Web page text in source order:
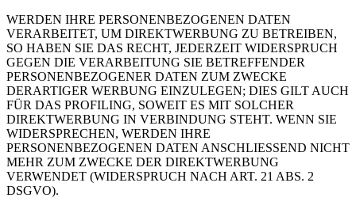
WERDEN IHRE PERSONENBEZOGENEN DATEN
VERARBEITET, UM DIREKTWERBUNG ZU BETREIBEN,
SO HABEN SIE DAS RECHT, JEDERZEIT WIDERSPRUCH
GEGEN DIE VERARBEITUNG SIE BETREFFENDER
PERSONENBEZOGENER DATEN ZUM ZWECKE
DERARTIGER WERBUNG EINZULEGEN; DIES GILT AUCH
FÜR DAS PROFILING, SOWEIT ES MIT SOLCHER
DIREKTWERBUNG IN VERBINDUNG STEHT. WENN SIE
WIDERSPRECHEN, WERDEN IHRE
PERSONENBEZOGENEN DATEN ANSCHLIESSEND NICHT
MEHR ZUM ZWECKE DER DIREKTWERBUNG
VERWENDET (WIDERSPRUCH NACH ART. 21 ABS. 2
DSGVO).